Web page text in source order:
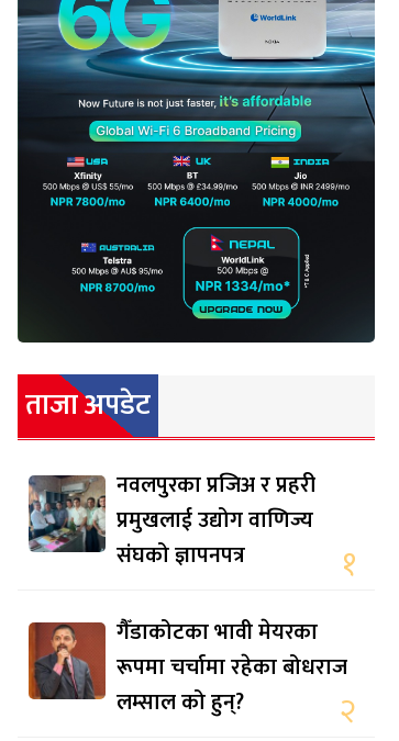
ताजा अपडेट
नवलपुरका प्रजिअ र प्रहरी
प्रमुखलाई उद्योग वाणिज्य
संघको ज्ञापनपत्र
१
गैँडाकोटका भावी मेयरका
रूपमा चर्चामा रहेका बोधराज
लम्साल को हुन्?
२